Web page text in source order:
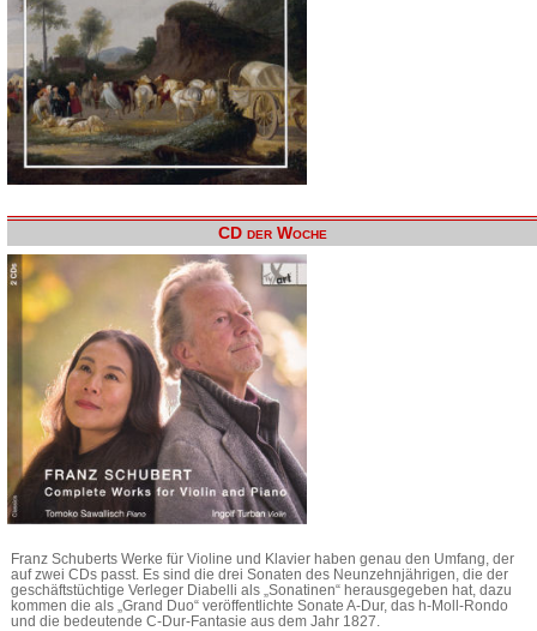
CD der Woche
Franz Schuberts Werke für Violine und Klavier haben genau den Umfang, der
auf zwei CDs passt. Es sind die drei Sonaten des Neunzehnjährigen, die der
geschäftstüchtige Verleger Diabelli als „Sonatinen“ herausgegeben hat, dazu
kommen die als „Grand Duo“ veröffentlichte Sonate A-Dur, das h-Moll-Rondo
und die bedeutende C-Dur-Fantasie aus dem Jahr 1827.